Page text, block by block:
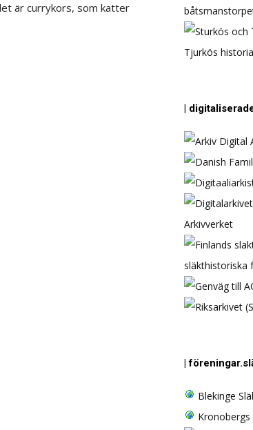
är currykors, som katter
Tjurkös historia
|
Arkivverket
släkthistoriska
|
Blekinge
Kronobergs